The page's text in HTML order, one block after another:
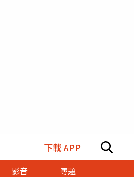
下載 APP
影音 專題